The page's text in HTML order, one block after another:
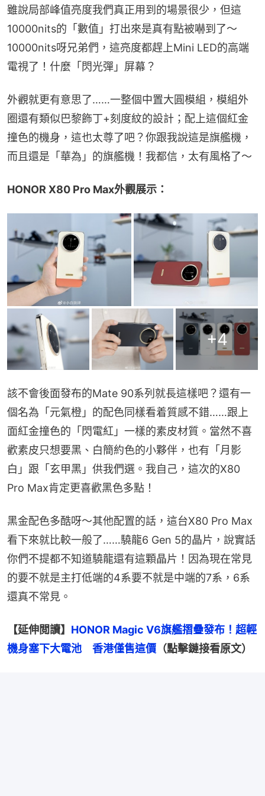
雖說局部峰值亮度我們真正用到的場景很少，但這
10000nits的「數值」打出來是真有點被嚇到了～
10000nits呀兄弟們，這亮度都趕上Mini LED的高端
電視了！什麼「閃光彈」屏幕？
外觀就更有意思了……一整個中置大圓模組，模組外
圈還有類似巴黎飾丁+刻度紋的設計；配上這個紅金
撞色的機身，這也太尊了吧？你跟我說這是旗艦機，
而且還是「華為」的旗艦機！我都信，太有風格了～
HONOR X80 Pro Max外觀展示：
+4
該不會後面發布的Mate 90系列就長這樣吧？還有一
個名為「元氣橙」的配色同樣看着質感不錯……跟上
面紅金撞色的「閃電紅」一樣的素皮材質。當然不喜
歡素皮只想要黑、白簡約色的小夥伴，也有「月影
白」跟「玄甲黑」供我們選。我自己，這次的X80
Pro Max肯定更喜歡黑色多點！
黑金配色多酷呀～其他配置的話，這台X80 Pro Max
看下來就比較一般了……驍龍6 Gen 5的晶片，說實話
你們不提都不知道驍龍還有這顆晶片！因為現在常見
的要不就是主打低端的4系要不就是中端的7系，6系
還真不常見。
【延伸閲讀】 HONOR Magic V6旗艦摺疊發布！超輕
機身塞下大電池　香港僅售這價 （點擊鏈接看原文）